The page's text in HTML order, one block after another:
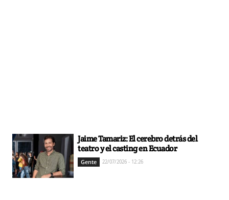
Jaime Tamariz: El cerebro detrás del
teatro y el casting en Ecuador
Gente 22/07/2026 - 12:26